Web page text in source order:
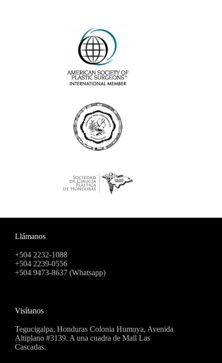
Llámanos
+504 2232-1088
+504 2239-0556
+504 9473-8637 (Whatsapp)
Visítanos
Tegucigalpa, Honduras Colonia Humuya, Avenida
Altiplano #3139. A una cuadra de Mall Las
Cascadas.